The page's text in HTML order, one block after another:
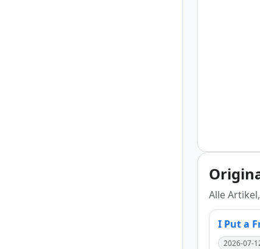
Alle
I Put a
2026-07-